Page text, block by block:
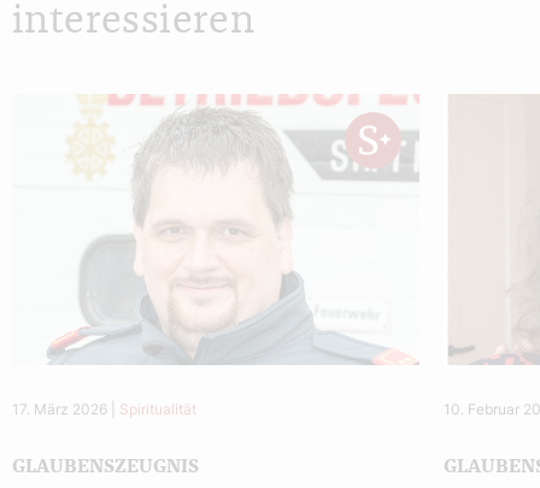
interessieren
17. März 2026 Spiritualität
GLAUBENSZEUGNIS
10. Februar